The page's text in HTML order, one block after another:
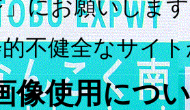
にお願いしま
不健全なサイ
像使用につ